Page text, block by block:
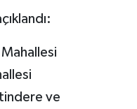
Mahallesi
ve